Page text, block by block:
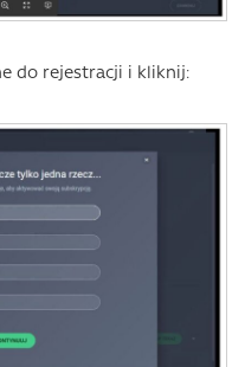
do rejestracji i kliknij: